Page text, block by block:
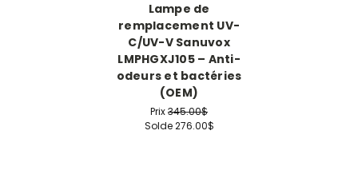
Lampe de
remplacement UV-
C/UV-V Sanuvox
LMPHGXJ105 – Anti-
odeurs et bactéries
(OEM)
Prix345.00$
Solde276.00$